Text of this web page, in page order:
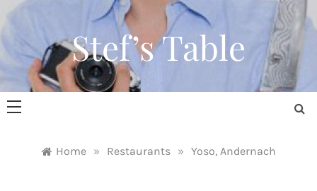
Skip
content
Stef’s Table
Home » Restaurants » Yoso, Andernach